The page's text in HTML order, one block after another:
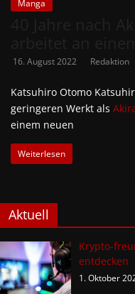
Manga
16. August 2022 Redaktion
Katsuhiro Otomo
geringeren Werkt als
einem neuen
Weiterlesen
Aktuell
Krypto-
entdecken
1. Oktober